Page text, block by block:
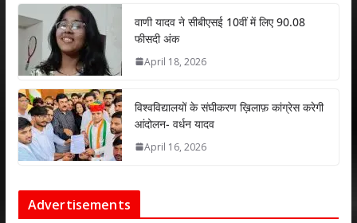
वाणी यादव ने सीबीएसई 10वीं में लिए 90.08
फीसदी अंक
April 18, 2026
विश्वविद्यालयों के संघीकरण ख़िलाफ़ कांग्रेस करेगी
आंदोलन- वर्धन यादव
April 16, 2026
Advertisements